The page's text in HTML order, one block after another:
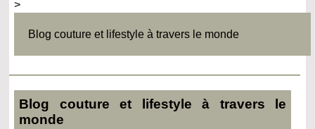
>
Blog couture et lifestyle à travers le monde
Blog couture et lifestyle à travers le
monde